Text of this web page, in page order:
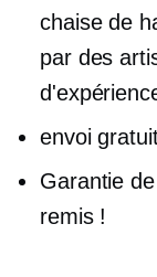
chaise de
par des
envoi
Garantie
remis !